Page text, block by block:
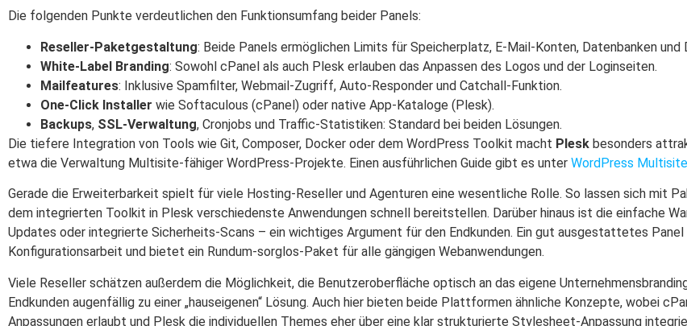
Die folgenden Punkte verdeutlichen den Funktionsumfang beider Panels:
Reseller-Paketgestaltung: Beide Panels ermöglichen Limits für Speicherplatz, E-Mail-Konten, Datenbanken und
White-Label Branding: Sowohl cPanel als auch Plesk erlauben das Anpassen des Logos und der Loginseiten.
Mailfeatures: Inklusive Spamfilter, Webmail-Zugriff, Auto-Responder und Catchall-Funktion.
One-Click Installer wie Softaculous (cPanel) oder native App-Kataloge (Plesk).
Backups, SSL-Verwaltung, Cronjobs und Traffic-Statistiken: Standard bei beiden Lösungen.
Die tiefere Integration von Tools wie Git, Composer, Docker oder dem WordPress Toolkit macht Plesk besonders
etwa die Verwaltung Multisite-fähiger WordPress-Projekte. Einen ausführlichen Guide gibt es unter WordPress
Gerade die Erweiterbarkeit spielt für viele Hosting-Reseller und Agenturen eine wesentliche Rolle. So lassen sich mit
dem integrierten Toolkit in Plesk verschiedenste Anwendungen schnell bereitstellen. Darüber hinaus ist die einfache
Updates oder integrierte Sicherheits-Scans – ein wichtiges Argument für den Endkunden. Ein gut ausgestattetes
Konfigurationsarbeit und bietet ein Rundum-sorglos-Paket für alle gängigen Webanwendungen.
Viele Reseller schätzen außerdem die Möglichkeit, die Benutzeroberfläche optisch an das eigene
Endkunden augenfällig zu einer „hauseigenen“ Lösung. Auch hier bieten beide Plattformen ähnliche Konzepte, wobei
Anpassungen erlaubt und Plesk die individuellen Themes eher über eine klar strukturierte Stylesheet-Anpassung